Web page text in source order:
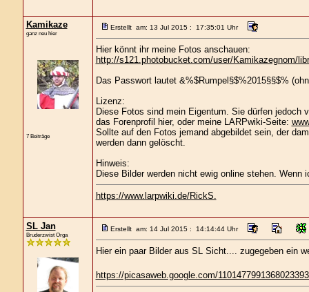
Kamikaze
ganz neu hier
7 Beiträge
Erstellt am: 13 Jul 2015 : 17:35:01 Uhr
Hier könnt ihr meine Fotos anschauen:
http://s121.photobucket.com/user/Kamikazegnom/
Das Passwort lautet &%$Rumpel§$%2015§§$%
Lizenz:
Diese Fotos sind mein Eigentum. Sie dürfen jedoch
das Forenprofil hier, oder meine LARPwiki-Seite:
Sollte auf den Fotos jemand abgebildet sein, der
werden dann gelöscht.
Hinweis:
Diese Bilder werden nicht ewig online stehen.
https://www.larpwiki.de/RickS.
SL Jan
Bruderzwist Orga
Erstellt am: 14 Jul 2015 : 14:14:44 Uhr
Hier ein paar Bilder aus SL Sicht.... zugegeben ein
https://picasaweb.google.com/